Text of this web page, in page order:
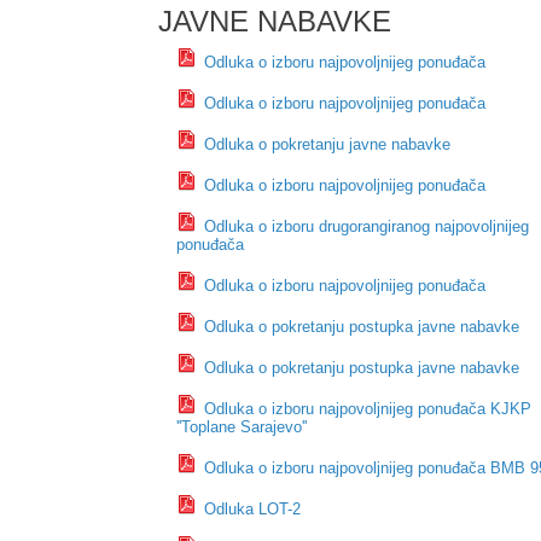
JAVNE NABAVKE
Odluka o izboru najpovoljnijeg ponuđača
Odluka o izboru najpovoljnijeg ponuđača
Odluka o pokretanju javne nabavke
Odluka o izboru najpovoljnijeg ponuđača
Odluka o izboru drugorangiranog najpovoljnijeg
ponuđača
Odluka o izboru najpovoljnijeg ponuđača
Odluka o pokretanju postupka javne nabavke
Odluka o pokretanju postupka javne nabavke
Odluka o izboru najpovoljnijeg ponuđača KJKP
''Toplane Sarajevo''
Odluka o izboru najpovoljnijeg ponuđača BMB
Odluka LOT-2